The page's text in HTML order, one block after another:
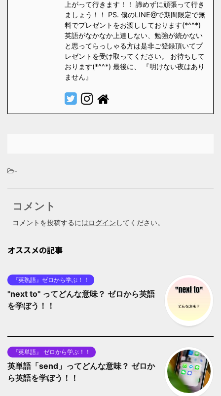
上がって行きます！！ 諦めずに頑張って行き
ましょう！！ PS. 僕のLINE@で期間限定で無
料でプレゼントをお渡ししております(*^^*)
英語がなかなか上達しない、勉強が続かない
と思ってらっしゃる方は是非ご登録頂いてプ
レゼントを受け取ってください。 お待ちして
おります(*^^*) 最後に、 『明けない夜はあり
ません』
-
コメント
コメントを投稿するにはログイン してください。
オススメの記事
『英熟語』ゼロから学ぶ！！
"next to" ってどんな意味？ ゼロから英語
を学ぼう！！
『英単語』 ゼロから学ぶ！！
英単語「send」ってどんな意味？ ゼロか
ら英語を学ぼう！！